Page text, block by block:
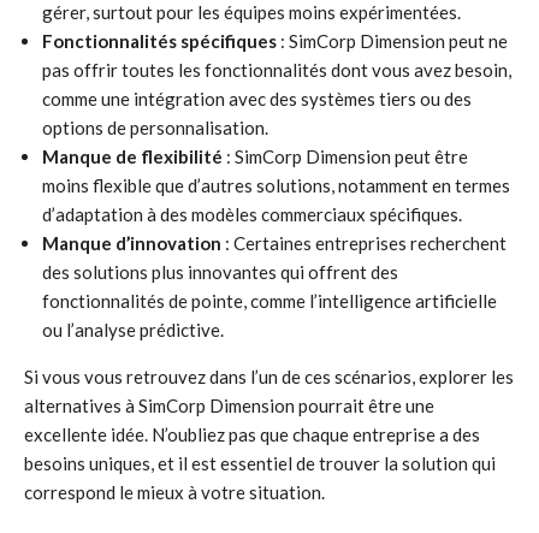
gérer, surtout pour les équipes moins expérimentées.
Fonctionnalités spécifiques : SimCorp Dimension peut ne
pas offrir toutes les fonctionnalités dont vous avez besoin,
comme une intégration avec des systèmes tiers ou des
options de personnalisation.
Manque de flexibilité : SimCorp Dimension peut être
moins flexible que d’autres solutions, notamment en termes
d’adaptation à des modèles commerciaux spécifiques.
Manque d’innovation : Certaines entreprises recherchent
des solutions plus innovantes qui offrent des
fonctionnalités de pointe, comme l’intelligence artificielle
ou l’analyse prédictive.
Si vous vous retrouvez dans l’un de ces scénarios, explorer les
alternatives à SimCorp Dimension pourrait être une
excellente idée. N’oubliez pas que chaque entreprise a des
besoins uniques, et il est essentiel de trouver la solution qui
correspond le mieux à votre situation.